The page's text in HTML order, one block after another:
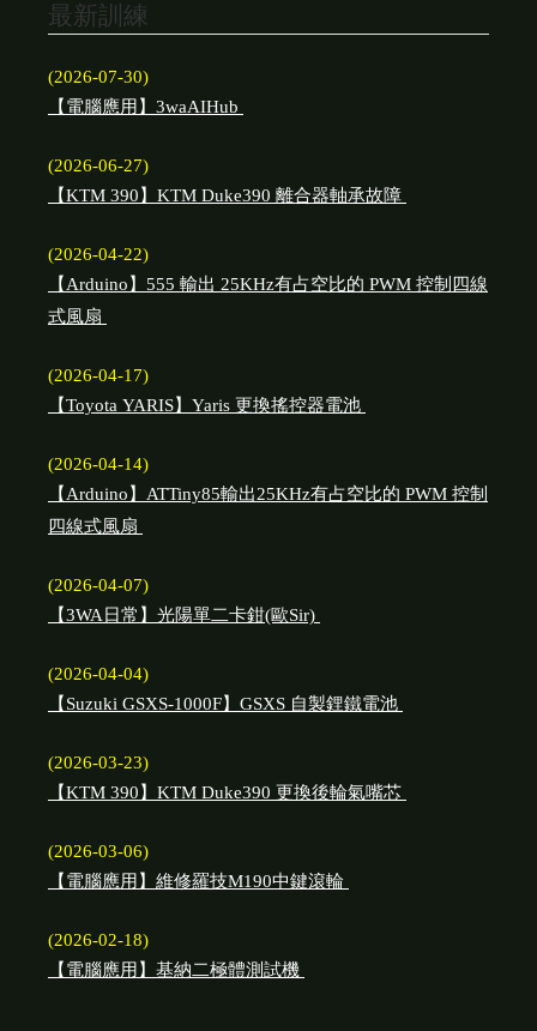
最新訓練
(2026-07-30)
【電腦應用】3waAIHub
(2026-06-27)
【KTM 390】KTM Duke390 離合器軸承故障
(2026-04-22)
【Arduino】555 輸出 25KHz有占空比的 PWM 控制四線
式風扇
(2026-04-17)
【Toyota YARIS】Yaris 更換搖控器電池
(2026-04-14)
【Arduino】ATTiny85輸出25KHz有占空比的 PWM 控制
四線式風扇
(2026-04-07)
【3WA日常】光陽單二卡鉗(歐Sir)
(2026-04-04)
【Suzuki GSXS-1000F】GSXS 自製鋰鐵電池
(2026-03-23)
【KTM 390】KTM Duke390 更換後輪氣嘴芯
(2026-03-06)
【電腦應用】維修羅技M190中鍵滾輪
(2026-02-18)
【電腦應用】基納二極體測試機